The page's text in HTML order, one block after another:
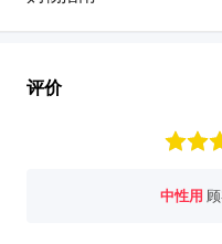
新
评价
中性用